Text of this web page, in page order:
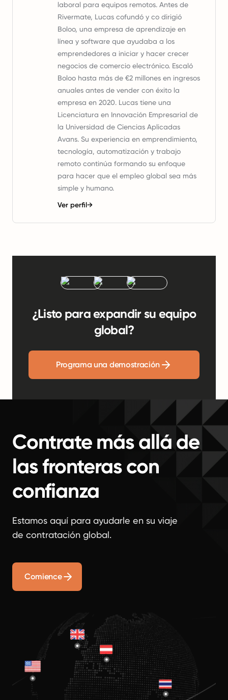
laboral para equipos remotos. Antes de
Rivermate, Lucas cofundó y co dirigió
Boloo, una empresa de aprendizaje en
línea y software que ayudaba a los
emprendedores a iniciar y hacer crecer
negocios de comercio electrónico. Escaló
Boloo hasta más de €2 millones en ingresos
anuales antes de vender con éxito la
empresa en 2020. Lucas tiene una
Licenciatura en Innovación Empresarial de
la Universidad de Ciencias Aplicadas
Avans. Su experiencia en emprendimiento,
tecnología, automatización y trabajo
remoto continúa formando su enfoque
para hacer que el empleo global sea más
simple y humano.
Ver perfil→
¿Listo para expandir su equipo
global?
Programa una demostración
Contrate más allá de
las fronteras con
confianza
Estamos aquí para ayudarle en su viaje
de contratación global.
Comience